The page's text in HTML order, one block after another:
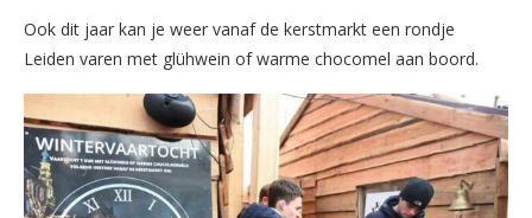
Ook dit jaar kan je weer vanaf de kerstmarkt een rondje
Leiden varen met glühwein of warme chocomel aan boord.